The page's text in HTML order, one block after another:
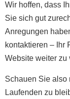
Wir hoffen, dass
Sie sich gut
Anregungen
kontaktieren – Ihr
Website weiter zu
Schauen Sie also
Laufenden zu